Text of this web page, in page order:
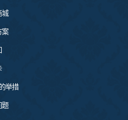
城
案
举措
题